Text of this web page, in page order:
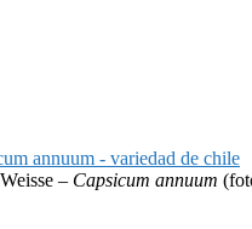
– Capsicum annuum